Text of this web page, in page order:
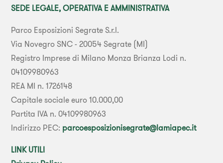
SEDE LEGALE, OPERATIVA E AMMINISTRATIVA
Parco Esposizioni Segrate S.r.l.
Via Novegro SNC - 20054 Segrate (MI)
Registro Imprese di Milano Monza Brianza Lodi n.
04109980963
REA MI n. 1726148
Capitale sociale euro 10.000,00
Partita IVA n. 04109980963
Indirizzo PEC: parcoesposizionisegrate@lamiapec.it
LINK UTILI